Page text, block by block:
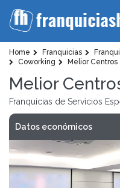
Home Franquicias
Coworking
Melior
Melior
Franquicias de Servicios
Datos económicos